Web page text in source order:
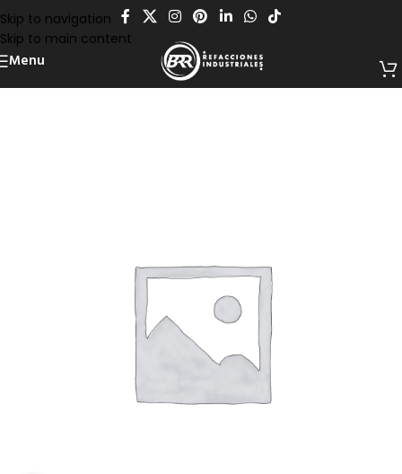
Skip to navigation
Skip to main content
Menu